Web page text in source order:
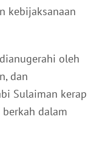
kebijaksanaan
oleh
dan
Sulaiman kerap
dalam